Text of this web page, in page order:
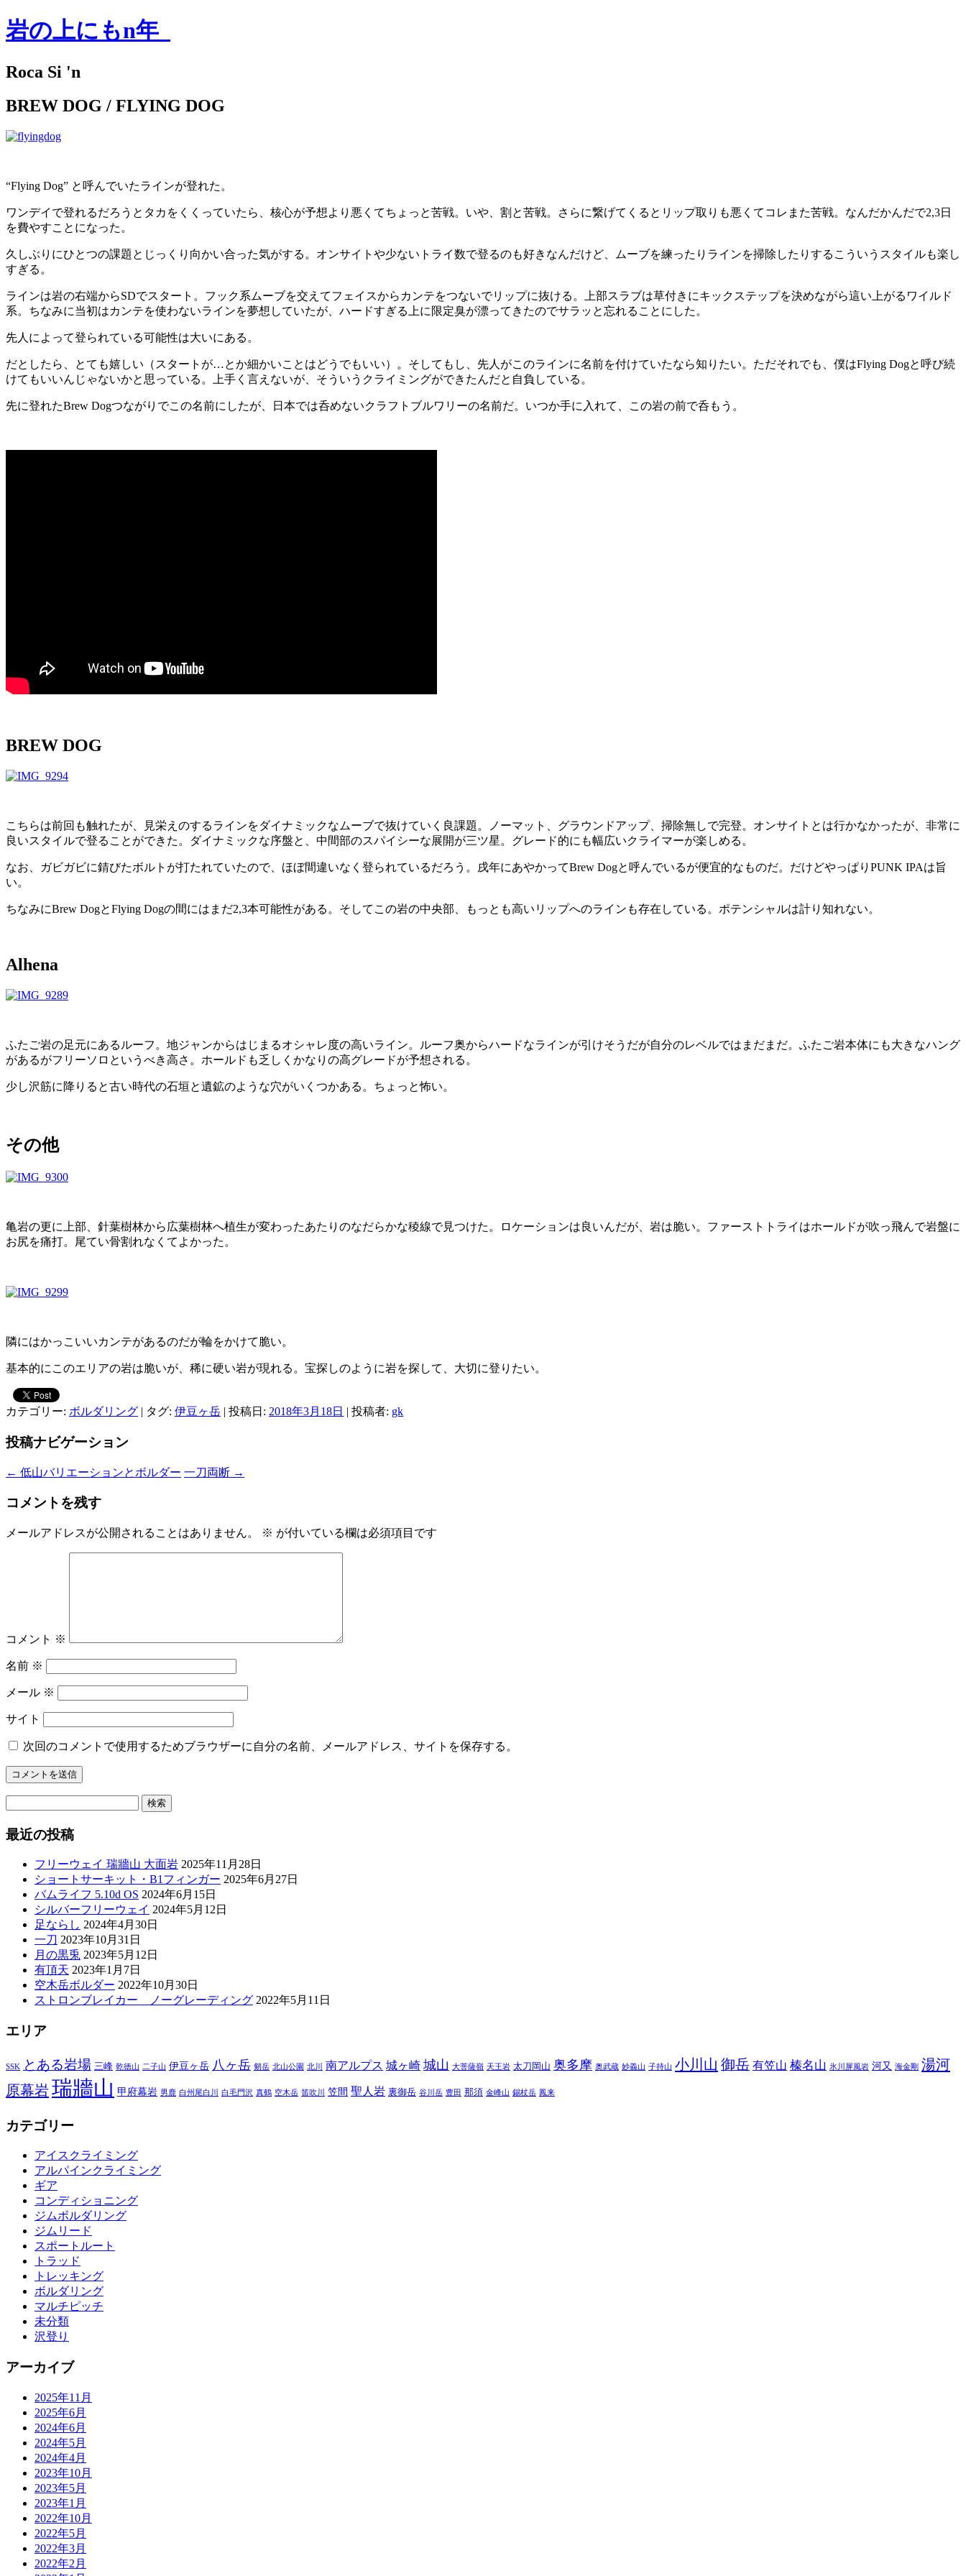
岩の上にもn年
Roca Si 'n
BREW DOG / FLYING DOG
“Flying Dog” と呼んでいたラインが登れた。
ワンデイで登れるだろうとタカをくくっていたら、核心が予想より悪くてちょっと苦戦。いや、割と苦戦。さらに繋げてくるとリップ取りも悪くてコレまた苦戦。なんだかんだで2,3日
を費やすことになった。
久しぶりにひとつの課題とじっくり向かい合った気がする。オンサイトや少ないトライ数で登るのも好きなんだけど、ムーブを練ったりラインを掃除したりするこういうスタイルも楽し
すぎる。
ラインは岩の右端からSDでスタート。フック系ムーブを交えてフェイスからカンテをつないでリップに抜ける。上部スラブは草付きにキックステップを決めながら這い上がるワイルド
系。ちなみに当初はカンテを使わないラインを夢想していたが、ハードすぎる上に限定臭が漂ってきたのでサラッと忘れることにした。
先人によって登られている可能性は大いにある。
だとしたら、とても嬉しい（スタートが…とか細かいことはどうでもいい）。そしてもし、先人がこのラインに名前を付けていたなら知りたい。ただそれでも、僕はFlying Dogと呼び続
けてもいいんじゃないかと思っている。上手く言えないが、そういうクライミングができたんだと自負している。
先に登れたBrew Dogつながりでこの名前にしたが、日本では呑めないクラフトブルワリーの名前だ。いつか手に入れて、この岩の前で呑もう。
BREW DOG
こちらは前回も触れたが、見栄えのするラインをダイナミックなムーブで抜けていく良課題。ノーマット、グラウンドアップ、掃除無しで完登。オンサイトとは行かなかったが、非常に
良いスタイルで登ることができた。ダイナミックな序盤と、中間部のスパイシーな展開が三ツ星。グレード的にも幅広いクライマーが楽しめる。
なお、ガビガビに錆びたボルトが打たれていたので、ほぼ間違いなく登られているだろう。戌年にあやかってBrew Dogと呼んでいるが便宜的なものだ。だけどやっぱりPUNK IPAは旨
い。
ちなみにBrew DogとFlying Dogの間にはまだ2,3本可能性がある。そしてこの岩の中央部、もっとも高いリップへのラインも存在している。ポテンシャルは計り知れない。
Alhena
ふたご岩の足元にあるルーフ。地ジャンからはじまるオシャレ度の高いライン。ルーフ奥からハードなラインが引けそうだが自分のレベルではまだまだ。ふたご岩本体にも大きなハング
があるがフリーソロというべき高さ。ホールドも乏しくかなりの高グレードが予想される。
少し沢筋に降りると古い時代の石垣と遺鉱のような穴がいくつかある。ちょっと怖い。
その他
亀岩の更に上部、針葉樹林から広葉樹林へ植生が変わったあたりのなだらかな稜線で見つけた。ロケーションは良いんだが、岩は脆い。ファーストトライはホールドが吹っ飛んで岩盤に
お尻を痛打。尾てい骨割れなくてよかった。
隣にはかっこいいカンテがあるのだが輪をかけて脆い。
基本的にこのエリアの岩は脆いが、稀に硬い岩が現れる。宝探しのように岩を探して、大切に登りたい。
カテゴリー: ボルダリング | タグ: 伊豆ヶ岳 | 投稿日: 2018年3月18日 | 投稿者: gk
投稿ナビゲーション
← 低山バリエーションとボルダー 一刀両断 →
コメントを残す
メールアドレスが公開されることはありません。 ※ が付いている欄は必須項目です
コメント ※
名前 ※
メール ※
サイト
次回のコメントで使用するためブラウザーに自分の名前、メールアドレス、サイトを保存する。
最近の投稿
フリーウェイ 瑞牆山 大面岩 2025年11月28日
ショートサーキット・B1フィンガー 2025年6月27日
バムライフ 5.10d OS 2024年6月15日
シルバーフリーウェイ 2024年5月12日
足ならし 2024年4月30日
一刀 2023年10月31日
月の黒兎 2023年5月12日
有頂天 2023年1月7日
空木岳ボルダー 2022年10月30日
ストロンブレイカー ノーグレーディング 2022年5月11日
エリア
SSK とある岩場 三峰 乾徳山 二子山 伊豆ヶ岳 八ヶ岳 剱岳 北山公園 北川 南アルプス 城ヶ崎 城山 大菩薩嶺 天王岩 太刀岡山 奥多摩 奥武蔵 妙義山 子持山 小川山 御岳 有笠山 榛名山 氷川屏風岩 河又 海金剛 湯河
原幕岩瑞牆山 甲府幕岩 男鹿 白州尾白川 白毛門沢 真鶴 空木岳 笛吹川 笠間 聖人岩 裏御岳 谷川岳 豊田 那須 金峰山 錫杖岳 鳳来
カテゴリー
アイスクライミング
アルパインクライミング
ギア
コンディショニング
ジムボルダリング
ジムリード
スポートルート
トラッド
トレッキング
ボルダリング
マルチピッチ
未分類
沢登り
アーカイブ
2025年11月
2025年6月
2024年6月
2024年5月
2024年4月
2023年10月
2023年5月
2023年1月
2022年10月
2022年5月
2022年3月
2022年2月